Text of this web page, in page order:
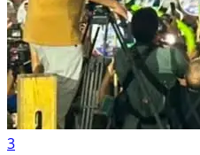
3